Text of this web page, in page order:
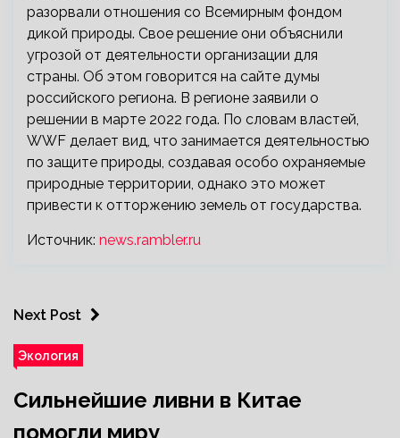
разорвали отношения со Всемирным фондом
дикой природы. Свое решение они объяснили
угрозой от деятельности организации для
страны. Об этом говорится на сайте думы
российского региона. В регионе заявили о
решении в марте 2022 года. По словам властей,
WWF делает вид, что занимается деятельностью
по защите природы, создавая особо охраняемые
природные территории, однако это может
привести к отторжению земель от государства.
Источник: news.rambler.ru
Next Post
Экология
Сильнейшие ливни в Китае
помогли миру